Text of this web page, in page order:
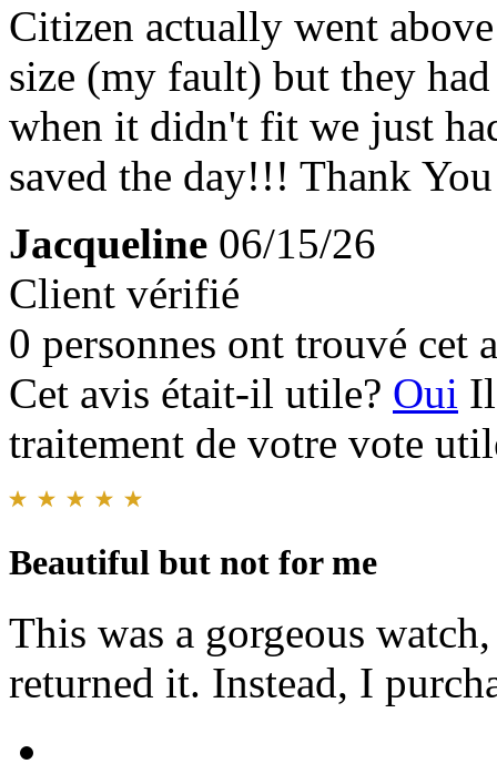
Citizen actually went
size (my fault) but they
when it didn't fit we just
saved the day!!! Thank
Jacqueline 06/15/26
Client vérifié
0 personnes ont trouvé cet
Cet avis était-il utile? Oui
traitement de votre vote
Beautiful but not for me
This was a gorgeous
returned it. Instead, I